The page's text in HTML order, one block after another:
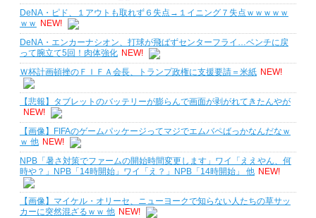
DeNA・ピド、１アウトも取れず６失点→１イニング７失点ｗｗｗｗｗ
ｗｗ
NEW!
DeNA・エンカーナシオン、打球が飛ばずセンターフライ…ベンチに戻
って腕立て5回！肉体強化 NEW!
Ｗ杯計画頓挫のＦＩＦＡ会長、トランプ政権に支援要請＝米紙 NEW!
【悲報】タブレットのバッテリーが膨らんで画面が剥がれてきたんやが
NEW!
【画像】FIFAのゲームパッケージってマジでエムバペばっかなんだなｗ
ｗ 他 NEW!
NPB「暑さ対策でファームの開始時間変更します」ワイ「ええやん、何
時や？」NPB「14時開始」ワイ「え？」NPB「14時開始」 他 NEW!
【画像】マイケル・オリーセ、ニューヨークで知らない人たちの草サッ
カーに突然混ざるｗｗ 他 NEW!